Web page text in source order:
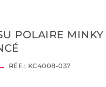
POLAIRE
RÉF.: KC4008-037